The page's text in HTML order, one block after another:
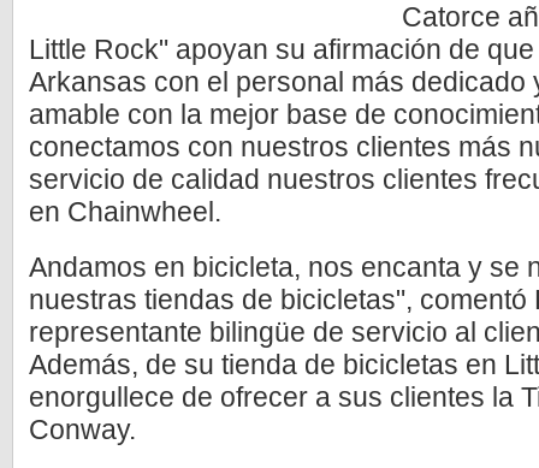
Catorce
Little Rock" apoyan su afirmación de
Arkansas con el personal más dedicado
amable con la mejor base de
conectamos con nuestros clientes más
servicio de calidad nuestros clientes
en Chainwheel.
Andamos en bicicleta, nos encanta y se
nuestras tiendas de bicicletas", comentó
representante bilingüe de servicio al
Además, de su tienda de bicicletas en
enorgullece de ofrecer a sus clientes la
Conway.